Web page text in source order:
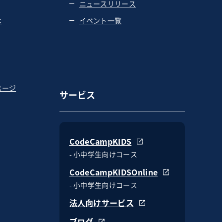
ジ
ニュースリリース
イベント一覧
サービス
CodeCampKIDS
- 小中学生向けコース
CodeCampKIDSOnline
- 小中学生向けコース
法人向けサービス